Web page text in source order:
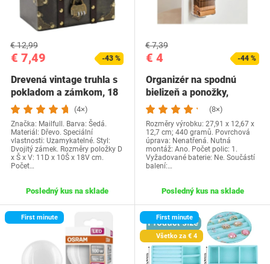
€ 7,49
€ 12,99
-43 %
Drevená vintage truhla s
pokladom a zámkom, 18
x 11 x 10…
(4×)
Značka: Mailfull. Barva: Šedá.
Materiál: Dřevo. Speciální
vlastnosti: Uzamykatelné. Styl:
Dvojitý zámek. Rozměry položky D
x Š x V: 11D x 10Š x 18V cm.
Počet…
Posledný kus na sklade
€ 4
€ 7,39
-44 %
Organizér na spodnú
bielizeň a ponožky,
multifunkčný…
(8×)
Rozměry výrobku: 27,91 x 12,67 x
12,7 cm; 440 gramů. Povrchová
úprava: Nenatřená. Nutná
montáž: Ano. Počet polic: 1.
Vyžadované baterie: Ne. Součástí
balení:…
Posledný kus na sklade
First minute First minute
Všetko za € 4